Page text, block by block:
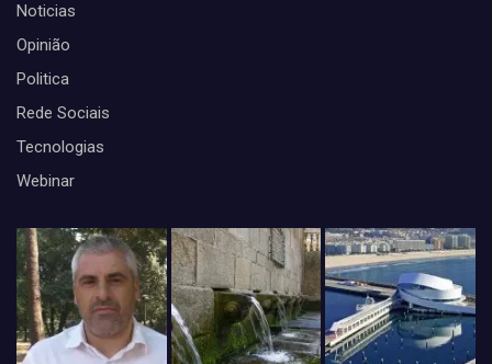
Noticias
Opinião
Politica
Rede Sociais
Tecnologias
Webinar